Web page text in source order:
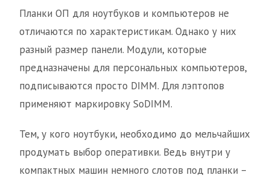
Планки ОП для ноутбуков и компьютеров не
отличаются по характеристикам. Однако у них
разный размер панели. Модули, которые
предназначены для персональных компьютеров,
подписываются просто DIMM. Для лэптопов
применяют маркировку SoDIMM.
Тем, у кого ноутбуки, необходимо до мельчайших
продумать выбор оперативки. Ведь внутри у
компактных машин немного слотов под планки –